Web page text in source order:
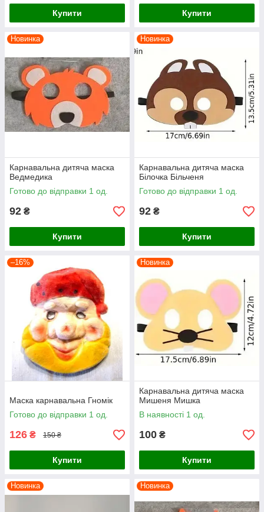
Купити Купити
Новинка
Карнавальна дитяча маска
Ведмедика
Готово до відправки 1 од.
92 ₴
Купити
Новинка
Карнавальна дитяча маска
Білочка Більченя
Готово до відправки 1 од.
92 ₴
Купити
–16%
Маска карнавальна Гномік
Готово до відправки 1 од.
126 ₴ 150 ₴
Купити
Новинка
Карнавальна дитяча маска
Мишеня Мишка
В наявності 1 од.
100 ₴
Купити
Новинка Новинка